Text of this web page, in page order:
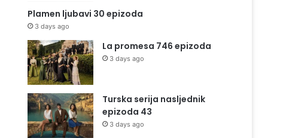
Plamen ljubavi 30 epizoda
3 days ago
La promesa 746 epizoda
3 days ago
Turska serija nasljednik
epizoda 43
3 days ago